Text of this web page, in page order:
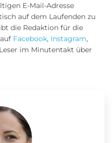
E-Mail-Adresse
auf dem Laufenden zu
die Redaktion für die
Facebook, Instagram,
im Minutentakt über